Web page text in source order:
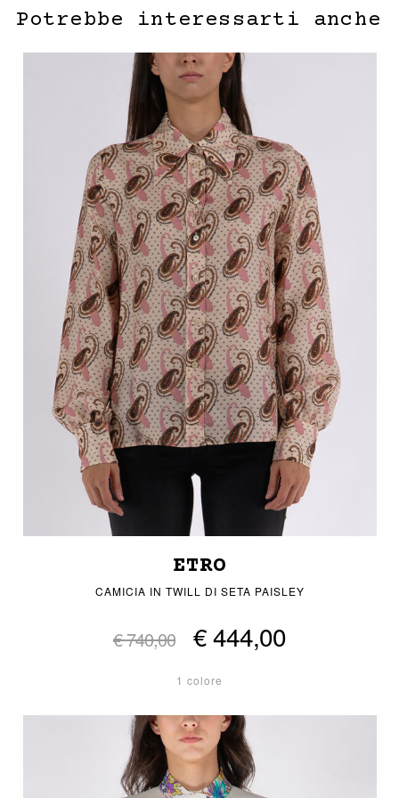
Potrebbe interessarti anche
ETRO
CAMICIA IN TWILL DI SETA PAISLEY
€ 740,00 € 444,00
1 colore